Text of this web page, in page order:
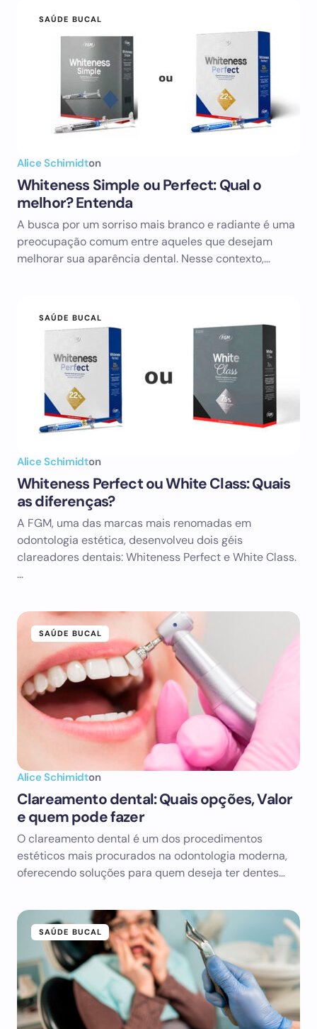
SAÚDE BUCAL
Alice Schimidton
Whiteness Simple ou Perfect: Qual o
melhor? Entenda
A busca por um sorriso mais branco e radiante é uma
preocupação comum entre aqueles que desejam
melhorar sua aparência dental. Nesse contexto,…
SAÚDE BUCAL
Alice Schimidton
Whiteness Perfect ou White Class: Quais
as diferenças?
A FGM, uma das marcas mais renomadas em
odontologia estética, desenvolveu dois géis
clareadores dentais: Whiteness Perfect e White Class.
…
SAÚDE BUCAL
Alice Schimidton
Clareamento dental: Quais opções, Valor
e quem pode fazer
O clareamento dental é um dos procedimentos
estéticos mais procurados na odontologia moderna,
oferecendo soluções para quem deseja ter dentes…
SAÚDE BUCAL